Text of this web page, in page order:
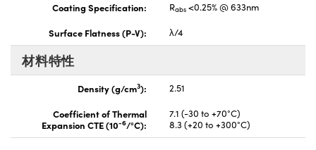
Coating Specification: Rabs <0.25% @ 633nm
Surface Flatness (P-V):
λ/4
材料特性
Density (g/cm3):
2.51
Coefficient of Thermal
Expansion CTE (10-6/°C):
7.1 (-30 to +70°C)
8.3 (+20 to +300°C)